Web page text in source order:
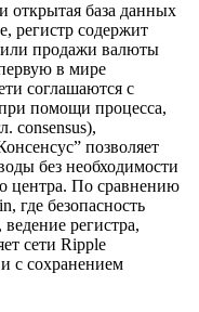
открытая база данных
регистр содержит
продажи валюты
в мире
соглашаются с
помощи процесса,
consensus),
позволяет
без необходимости
центра. По сравнению
где безопасность
регистра,
сети Ripple
с сохранением